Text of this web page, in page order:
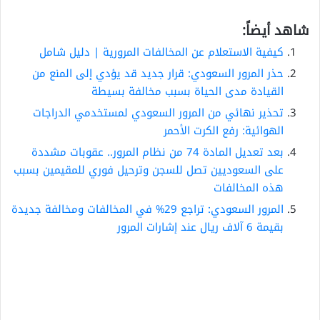
شاهد أيضاً:
كيفية الاستعلام عن المخالفات المرورية | دليل شامل
حذر المرور السعودي: قرار جديد قد يؤدي إلى المنع من
القيادة مدى الحياة بسبب مخالفة بسيطة
تحذير نهائي من المرور السعودي لمستخدمي الدراجات
الهوائية: رفع الكرت الأحمر
بعد تعديل المادة 74 من نظام المرور.. عقوبات مشددة
على السعوديين تصل للسجن وترحيل فوري للمقيمين بسبب
هذه المخالفات
المرور السعودي: تراجع 29% في المخالفات ومخالفة جديدة
بقيمة 6 آلاف ريال عند إشارات المرور